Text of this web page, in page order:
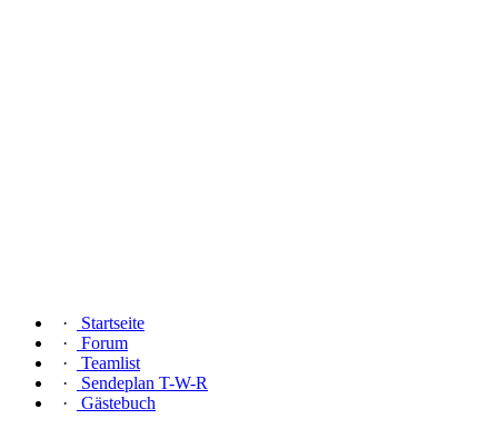
·
Startseite
·
Forum
·
Teamlist
·
Sendeplan T-W-R
·
Gästebuch